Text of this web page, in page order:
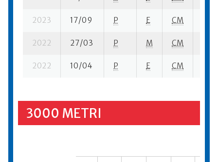
2023 17/09 P E CM
2022 27/03 P M CM
2022 10/04 P E CM
3000 METRI